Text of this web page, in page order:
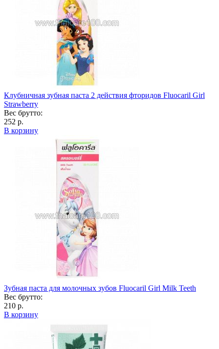
Клубничная зубная паста 2 действия фторидов Fluocaril Girl
Strawberry
Вес брутто:
252 р.
В корзину
Зубная паста для молочных зубов Fluocaril Girl Milk Teeth
Вес брутто:
210 р.
В корзину